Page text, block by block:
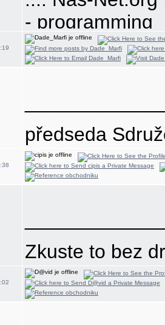
- programming
- build-up and
- development
předseda
Zkuste to bez